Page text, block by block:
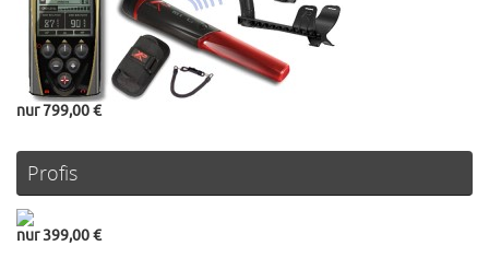
nur 799,00 €
Profis
nur 399,00 €